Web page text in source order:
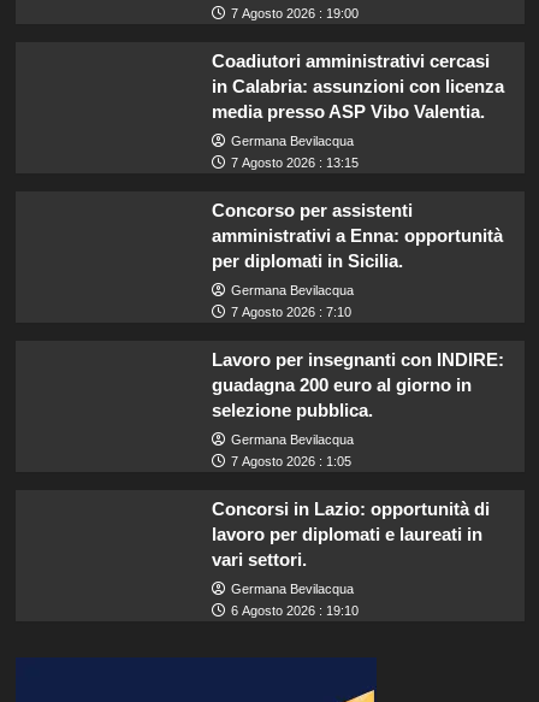
7 Agosto 2026 : 19:00
Coadiutori amministrativi cercasi
in Calabria: assunzioni con licenza
media presso ASP Vibo Valentia.
Germana Bevilacqua
7 Agosto 2026 : 13:15
Concorso per assistenti
amministrativi a Enna: opportunità
per diplomati in Sicilia.
Germana Bevilacqua
7 Agosto 2026 : 7:10
Lavoro per insegnanti con INDIRE:
guadagna 200 euro al giorno in
selezione pubblica.
Germana Bevilacqua
7 Agosto 2026 : 1:05
Concorsi in Lazio: opportunità di
lavoro per diplomati e laureati in
vari settori.
Germana Bevilacqua
6 Agosto 2026 : 19:10